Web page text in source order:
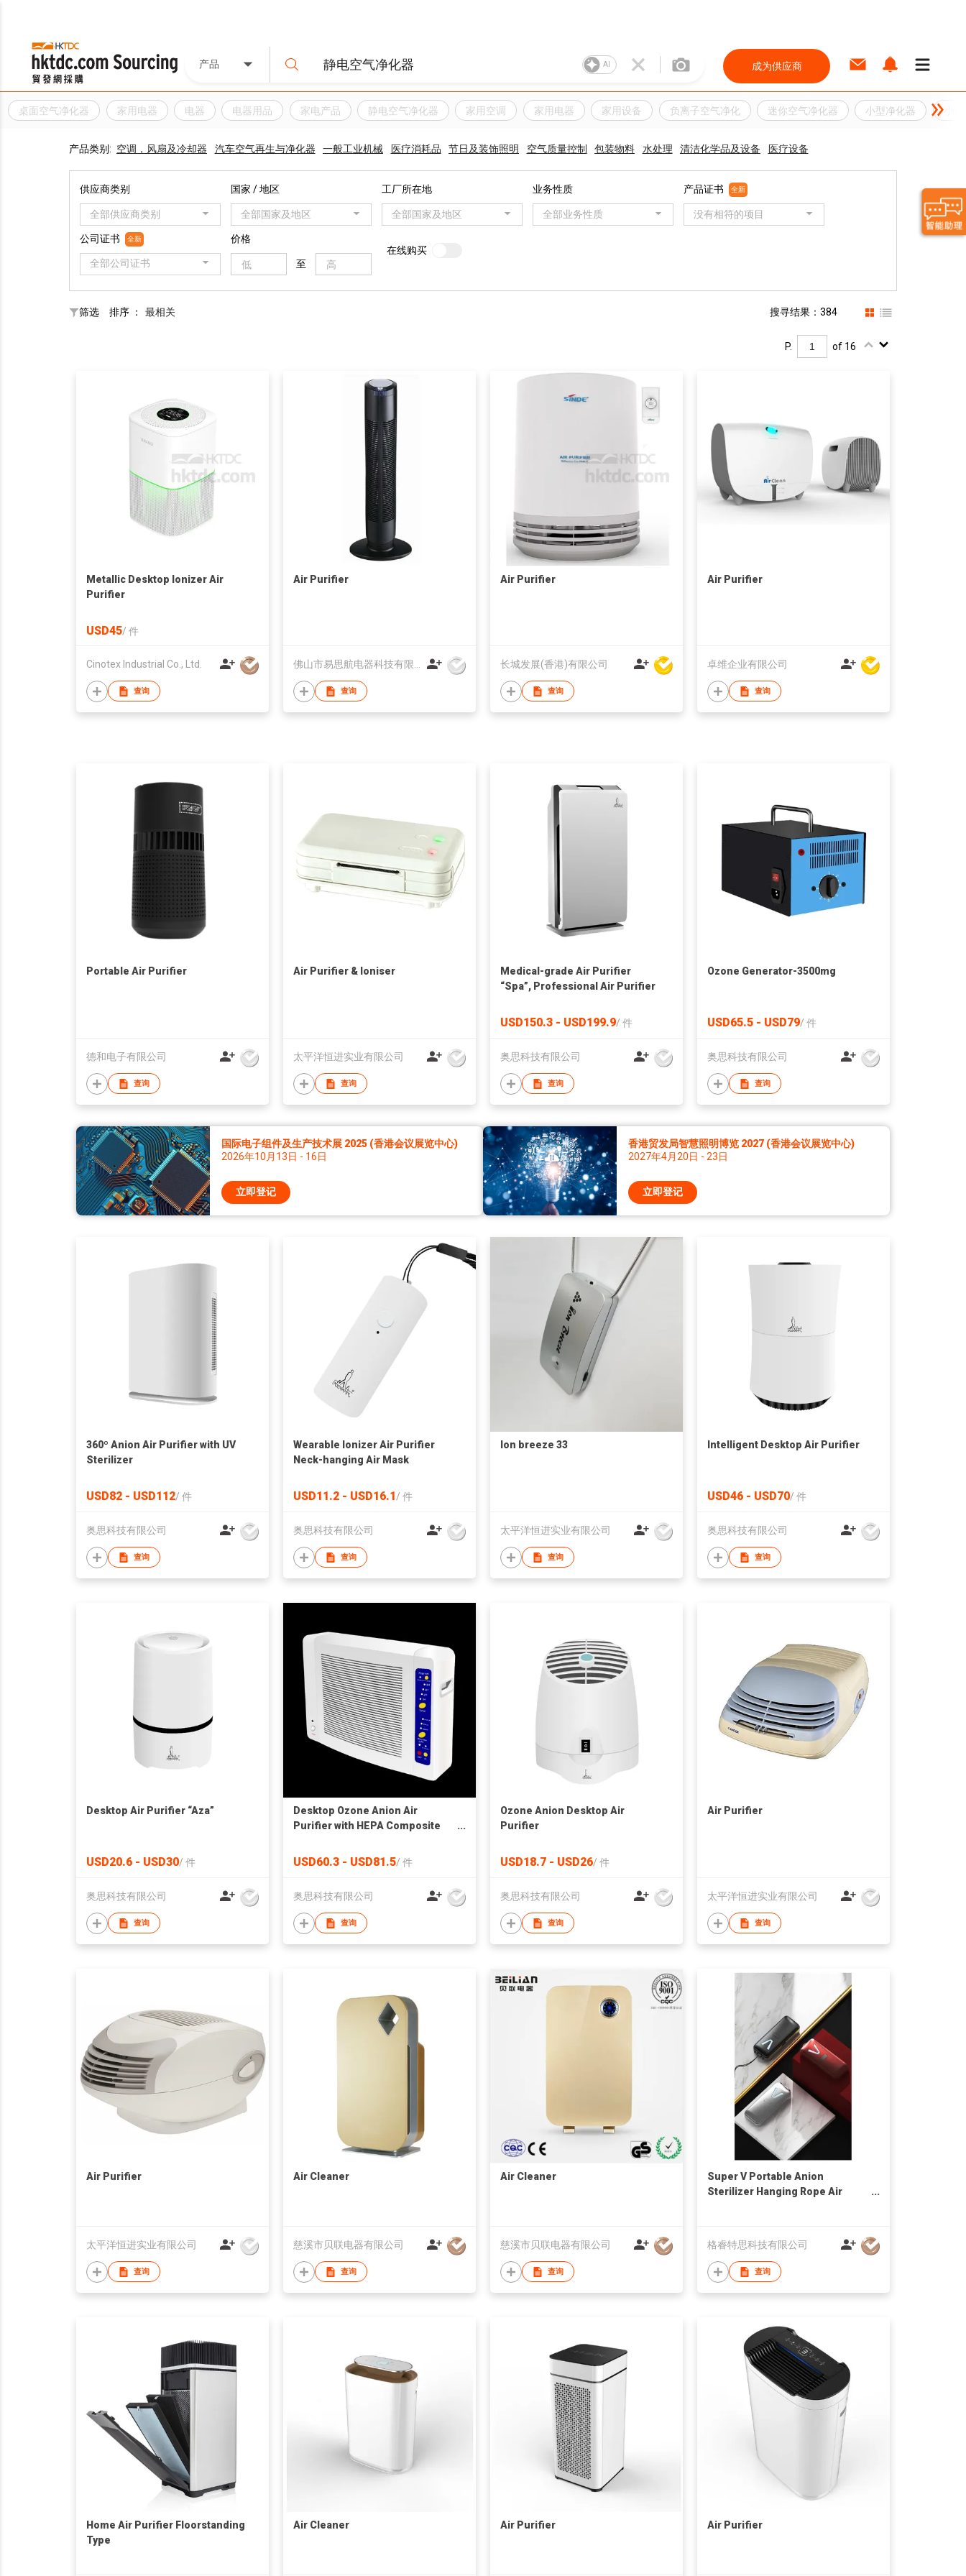
产品 AI 成为供应商
桌面空气净化器 家用电器 电器 电器用品 家电产品 静电空气净化器 家用空调 家用电器 家用设备 负离子空气净化 迷你空气净化器 小型净化器 小家
产品类别: 空调，风扇及冷却器 汽车空气再生与净化器 一般工业机械 医疗消耗品 节日及装饰照明 空气质量控制 包装物料 水处理 清洁化学品及设备 医疗设备
供应商类别
全部供应商类别
国家 / 地区
全部国家及地区
工厂所在地
全部国家及地区
业务性质
全部业务性质
产品证书 全新
没有相符的项目
公司证书 全新
全部公司证书
价格
至
在线购买
筛选 排序 ： 最相关 搜寻结果：384
P. of 16
Metallic Desktop Ionizer Air
Purifier
USD45/ 件
Cinotex Industrial Co., Ltd.
查询
Air Purifier
查询
Air Purifier
长城发展(香港)有限公司
查询
Air Purifier
卓维企业有限公司
查询
Portable Air Purifier
德和电子有限公司
查询
Air Purifier & Ioniser
太平洋恒进实业有限公司
查询
Medical-grade Air Purifier
“Spa”, Professional Air Purifier
USD150.3 - USD199.9/ 件
奥思科技有限公司
查询
Ozone Generator-3500mg
USD65.5 - USD79/ 件
奥思科技有限公司
查询
国际电子组件及生产技术展 2025 (香港会议展览中心)
2026年10月13日 - 16日
立即登记
香港贸发局智慧照明博览 2027 (香港会议展览中心)
2027年4月20日 - 23日
立即登记
360º Anion Air Purifier with UV
Sterilizer
USD82 - USD112/ 件
奥思科技有限公司
查询
Wearable Ionizer Air Purifier
Neck-hanging Air Mask
USD11.2 - USD16.1/ 件
奥思科技有限公司
查询
Ion breeze 33
太平洋恒进实业有限公司
查询
Intelligent Desktop Air Purifier
USD46 - USD70/ 件
奥思科技有限公司
查询
Desktop Air Purifier “Aza”
USD20.6 - USD30/ 件
奥思科技有限公司
查询
Desktop Ozone Anion Air
Purifier with HEPA Composite
USD60.3 - USD81.5/ 件
奥思科技有限公司
查询
Ozone Anion Desktop Air
Purifier
USD18.7 - USD26/ 件
奥思科技有限公司
查询
Air Purifier
太平洋恒进实业有限公司
查询
Air Purifier
太平洋恒进实业有限公司
查询
Air Cleaner
慈溪市贝联电器有限公司
查询
Air Cleaner
慈溪市贝联电器有限公司
查询
Super V Portable Anion
Sterilizer Hanging Rope Air
格睿特思科技有限公司
查询
Home Air Purifier Floorstanding
Type
Air Cleaner Air Purifier Air Purifier